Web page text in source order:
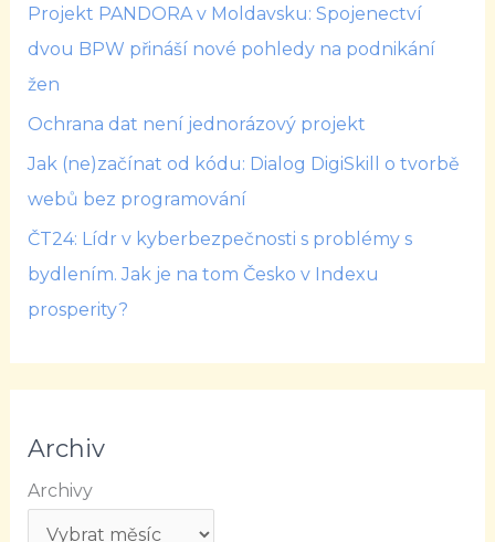
Projekt PANDORA v Moldavsku: Spojenectví
dvou BPW přináší nové pohledy na podnikání
žen
Ochrana dat není jednorázový projekt
Jak (ne)začínat od kódu: Dialog DigiSkill o tvorbě
webů bez programování
ČT24: Lídr v kyberbezpečnosti s problémy s
bydlením. Jak je na tom Česko v Indexu
prosperity?
Archiv
Archivy